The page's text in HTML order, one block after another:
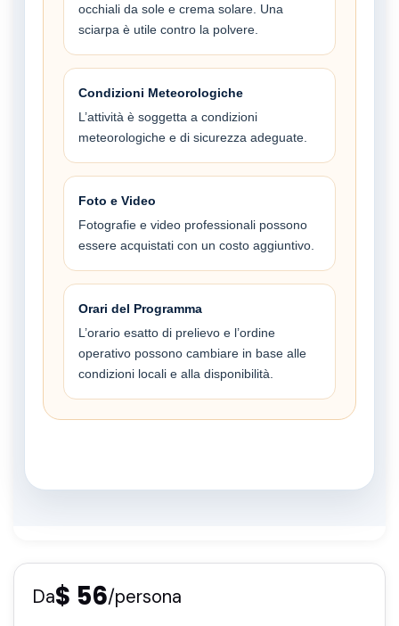
occhiali da sole e crema solare. Una
sciarpa è utile contro la polvere.
Condizioni Meteorologiche
L’attività è soggetta a condizioni
meteorologiche e di sicurezza adeguate.
Foto e Video
Fotografie e video professionali possono
essere acquistati con un costo aggiuntivo.
Orari del Programma
L’orario esatto di prelievo e l’ordine
operativo possono cambiare in base alle
condizioni locali e alla disponibilità.
Da$ 56/persona